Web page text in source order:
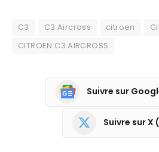
C3 C3 Aircross citroen
CITROEN C3 AIRCROSS
Suivre sur
Suivre sur